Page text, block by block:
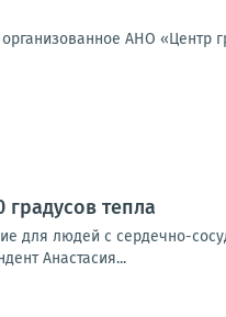
АНО «Центр
тепла
для людей с сердечно-
Анастасия...